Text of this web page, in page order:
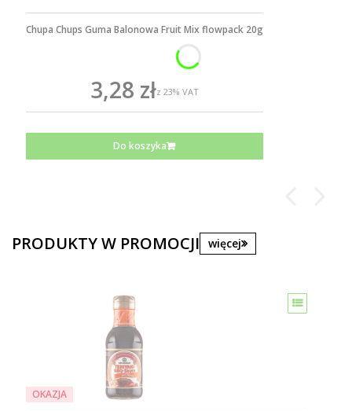
Chupa Chups Guma Balonowa Fruit Mix flowpack 20g
3,28 złz 23% VAT
Do koszyka
PRODUKTY W PROMOCJI więcej
OKAZJA